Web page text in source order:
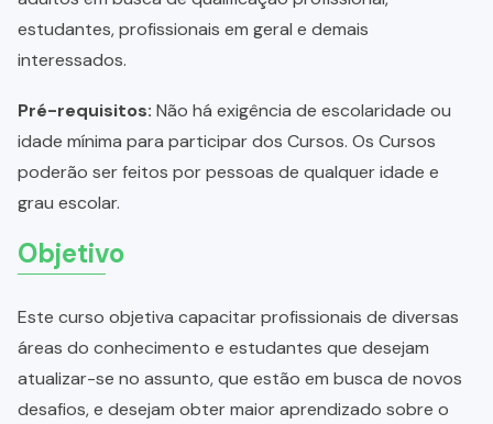
estudantes, profissionais em geral e demais
interessados.
Pré-requisitos: Não há exigência de escolaridade ou
idade mínima para participar dos Cursos. Os Cursos
poderão ser feitos por pessoas de qualquer idade e
grau escolar.
Objetivo
Este curso objetiva capacitar profissionais de diversas
áreas do conhecimento e estudantes que desejam
atualizar-se no assunto, que estão em busca de novos
desafios, e desejam obter maior aprendizado sobre o